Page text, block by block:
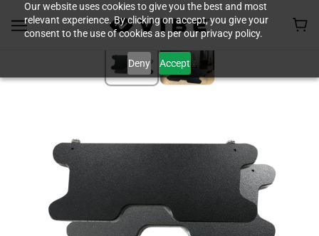
Our website uses cookies to give you the best and most
relevant experience. By clicking on accept, you give your
consent to the use of cookies as per our privacy policy.
Deny Accept